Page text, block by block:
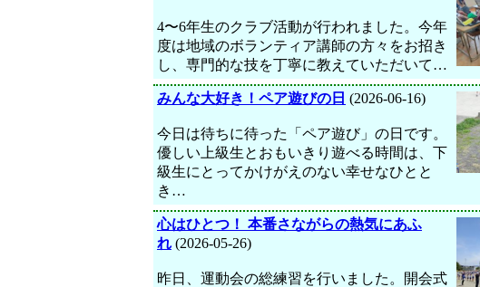
4〜6年生のクラブ活動が行われました。今年
度は地域のボランティア講師の方々をお招き
し、専門的な技を丁寧に教えていただいて…
みんな大好き！ペア遊びの日 (2026-06-16)
今日は待ちに待った「ペア遊び」の日です。
優しい上級生とおもいきり遊べる時間は、下
級生にとってかけがえのない幸せなひとと
き…
心はひとつ！ 本番さながらの熱気にあふ
れ (2026-05-26)
昨日、運動会の総練習を行いました。開会式